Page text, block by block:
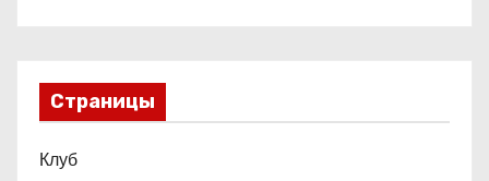
Страницы
Клуб